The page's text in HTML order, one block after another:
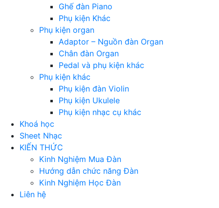
Ghế đàn Piano
Phụ kiện Khác
Phụ kiện organ
Adaptor – Nguồn đàn Organ
Chân đàn Organ
Pedal và phụ kiện khác
Phụ kiện khác
Phụ kiện đàn Violin
Phụ kiện Ukulele
Phụ kiện nhạc cụ khác
Khoá học
Sheet Nhạc
KIẾN THỨC
Kinh Nghiệm Mua Đàn
Hướng dẫn chức năng Đàn
Kinh Nghiệm Học Đàn
Liên hệ